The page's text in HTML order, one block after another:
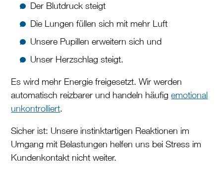
Der Blutdruck steigt
Die Lungen füllen sich mit mehr Luft
Unsere Pupillen erweitern sich und
Unser Herzschlag steigt.
Es wird mehr Energie freigesetzt. Wir werden
automatisch reizbarer und handeln häufigemotional
unkontrolliert.
Sicher ist: Unsere instinktartigen Reaktionen im
Umgang mit Belastungen helfen uns bei Stress im
Kundenkontakt nicht weiter.